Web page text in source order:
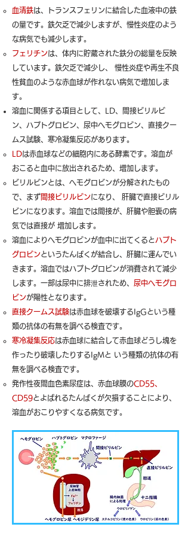
血清鉄は、トランスフェリンに結合した血液中の鉄
の量です。鉄欠乏で減少しますが、慢性炎症のよう
な病気でも減少します。
フェリチンは、体内に貯蔵された鉄分の総量を反映
しています。鉄欠乏で減少し、 慢性炎症や再生不良
性貧血のような赤血球が作れない病気で増加しま
す。
溶血に関係する項目として、LD、間接ビリルビ
ン、ハプトグロビン、尿中ヘモグロビン、直接クー
ムス試験、寒冷凝集反応があります。
LDは赤血球などの細胞内にある酵素です。溶血が
おこると血中に放出されるため、増加します。
ビリルビンとは、ヘモグロビンが分解されたもの
で、まず間接ビリルビンになり、 肝臓で直接ビリル
ビンになります。溶血では間接が、肝臓や胆嚢の病
気では直接が 増加します。
溶血によりヘモグロビンが血中に出てくると ハプト
グロビンというたんぱくが結合し、肝臓に運んでい
きます。溶血ではハプトグロビンが消費されて減少
します。一部は尿中に排泄されため、 尿中ヘモグロ
ビンが陽性となります。
直接クームス試験は赤血球を破壊するIgGという種
類の抗体の有無を調べる検査です。
寒冷凝集反応は赤血球に結合して赤血球どうし塊を
作ったり破壊したりするIgMと いう種類の抗体の有
無を調べる検査です。
発作性夜間血色素尿症は、赤血球膜のCD55、
CD59とよばれるたんぱくが欠損することにより、
溶血がおこりやすくなる病気です。